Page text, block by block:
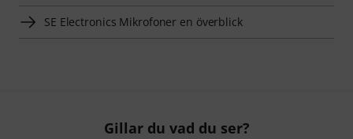
SE Electronics Mikrofoner en överblick
Gillar du vad du ser?